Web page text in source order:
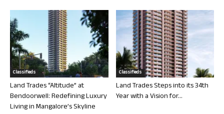
Classifieds
Land Trades “Altitude” at
Bendoorwell: Redefining Luxury
Living in Mangalore’s Skyline
Classifieds
Land Trades Steps into its 34th
Year with a Vision for...